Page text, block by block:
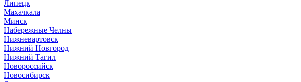
Липецк
Махачкала
Минск
Набережные Челны
Нижневартовск
Нижний Новгород
Нижний Тагил
Новороссийск
Новосибирск